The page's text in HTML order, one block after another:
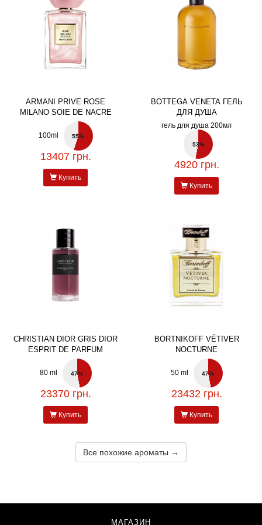
ARMANI PRIVE ROSE
MILANO SOIE DE NACRE
100ml 55%
13407 грн.
Купить
BOTTEGA VENETA ГЕЛЬ
ДЛЯ ДУША
гель для душа 200мл
53%
4920 грн.
Купить
CHRISTIAN DIOR GRIS DIOR
ESPRIT DE PARFUM
80 ml 47%
23370 грн.
Купить
BORTNIKOFF VÉTIVER
NOCTURNE
50 ml 47%
23432 грн.
Купить
Все похожие ароматы →
МАГАЗИН